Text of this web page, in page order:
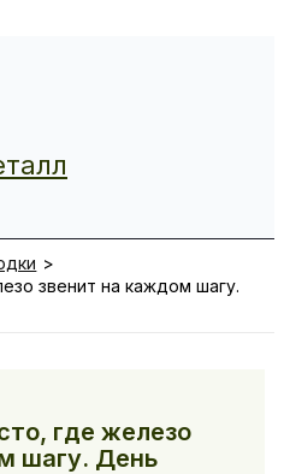
звенит на каждом шагу.
где железо
шагу. День